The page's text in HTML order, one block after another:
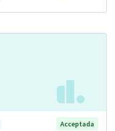
Acceptada